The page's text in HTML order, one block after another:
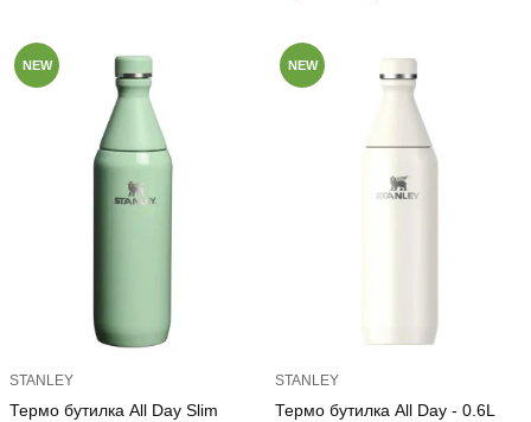
NEW
STANLEY
Термо бутилка All Day Slim
NEW
STANLEY
Термо бутилка All Day - 0.6L